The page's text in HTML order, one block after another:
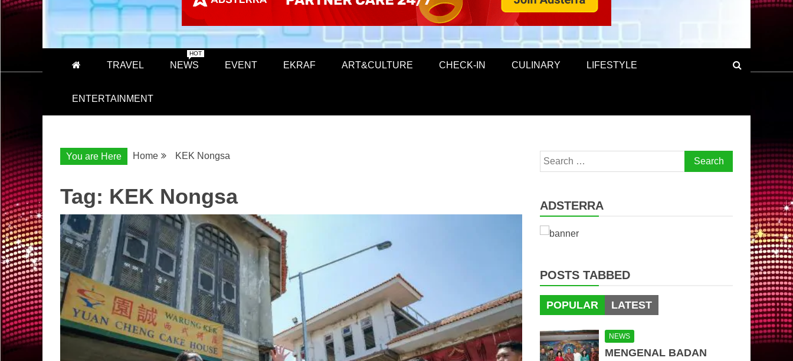
TRAVEL NEWS
HOT
EVENT EKRAF ART&CULTURE CHECK-IN CULINARY LIFESTYLE
ENTERTAINMENT
You are Here Home KEK Nongsa
Tag: KEK Nongsa
Search
for:
ADSTERRA
POSTS TABBED
POPULAR LATEST
NEWS
MENGENAL BADAN